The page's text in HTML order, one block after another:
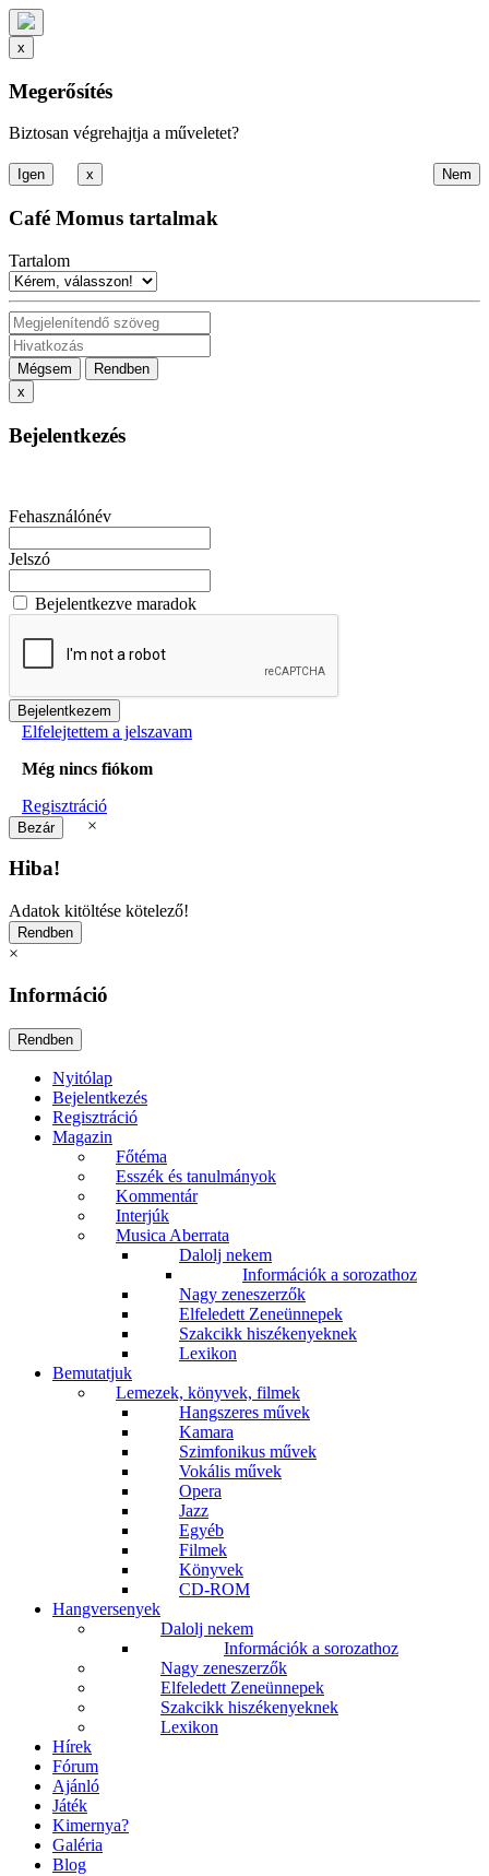
x
Megerősítés
Biztosan végrehajtja a műveletet?
x
Café Momus tartalmak
Tartalom
Mégsem
Rendben
x
Bejelentkezés
Fehasználónév
Jelszó
Bejelentkezve maradok
Elfelejtettem a jelszavam
Még nincs fiókom
Regisztráció
×
Hiba!
Adatok kitöltése kötelező!
×
Információ
Nyitólap
Bejelentkezés
Regisztráció
Magazin
Főtéma
Esszék és tanulmányok
Kommentár
Interjúk
Musica Aberrata
Dalolj nekem
Információk a sorozathoz
Nagy zeneszerzők
Elfeledett Zeneünnepek
Szakcikk hiszékenyeknek
Lexikon
Bemutatjuk
Lemezek, könyvek, filmek
Hangszeres művek
Kamara
Szimfonikus művek
Vokális művek
Opera
Jazz
Egyéb
Filmek
Könyvek
CD-ROM
Hangversenyek
Dalolj nekem
Információk a sorozathoz
Nagy zeneszerzők
Elfeledett Zeneünnepek
Szakcikk hiszékenyeknek
Lexikon
Hírek
Fórum
Ajánló
Játék
Kimernya?
Galéria
Blog